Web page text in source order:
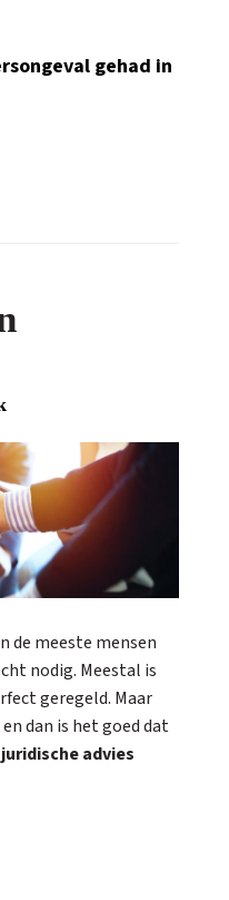
gehad in
de meeste mensen
nodig. Meestal is
geregeld. Maar
dan is het goed dat
advies